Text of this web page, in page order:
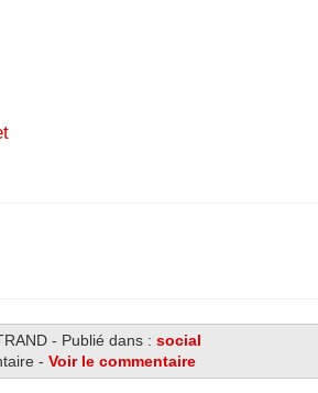
- Publié dans : social
- Voir le commentaire